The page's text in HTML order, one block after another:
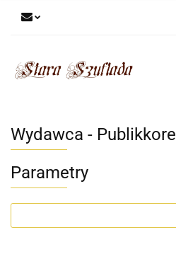
Wydawca - Publikkore
Parametry